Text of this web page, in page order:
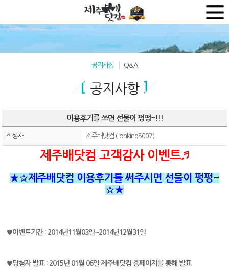
공지사항 Q&A
공지사항
이용후기를 쓰면 선물이 펑펑~!!!
작성자 제주배닷컴 (lionking5007)
제주배닷컴 고객감사 이벤트♬
★☆제주배닷컴 이용후기를 써주시면 선물이 펑펑~
☆★
♥이벤트기간 : 2014년11월03일~2014년12월31일
♥당첨자 발표 : 2015년 01월 06일 제주배닷컴 홈페이지를 통해 발표